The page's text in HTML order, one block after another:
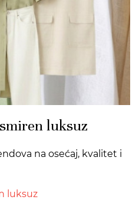
luksuz
na osećaj, kvalitet i
luksuz